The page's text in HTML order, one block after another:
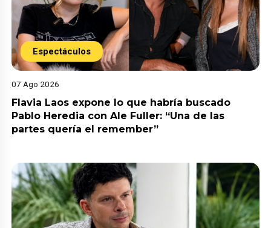
Espectáculos
07 Ago 2026
Flavia Laos expone lo que habría buscado
Pablo Heredia con Ale Fuller: “Una de las
partes quería el remember”